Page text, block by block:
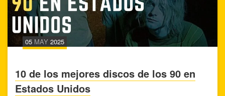
05 MAY 2025
10 de los mejores discos de los 90 en
Estados Unidos